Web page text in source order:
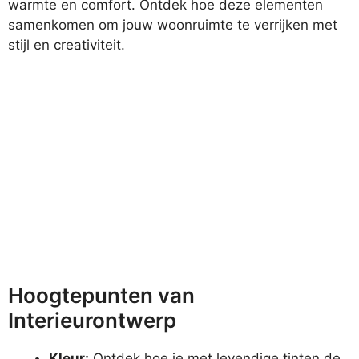
warmte en comfort. Ontdek hoe deze elementen
samenkomen om jouw woonruimte te verrijken met
stijl en creativiteit.
Hoogtepunten van
Interieurontwerp